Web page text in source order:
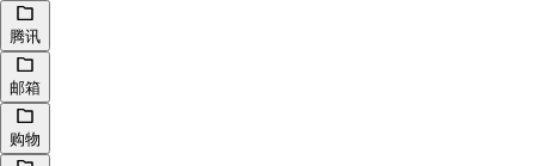
腾讯
邮箱
购物